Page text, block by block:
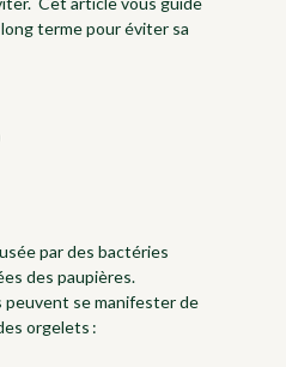
terme pour éviter sa
par des bactéries
des paupières.
peuvent se manifester de
orgelets :